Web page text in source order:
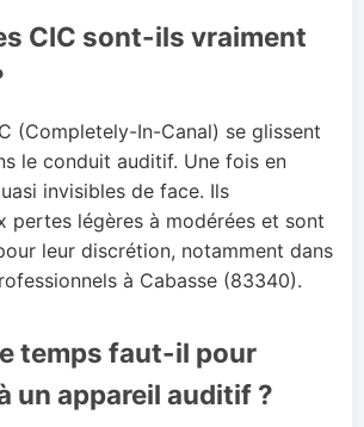
CIC sont-ils vraiment
(Completely-In-Canal) se glissent
le conduit auditif. Une fois en
invisibles de face. Ils
pertes légères à modérées et sont
leur discrétion, notamment dans
à Cabasse (83340).
temps faut-il pour
un appareil auditif ?